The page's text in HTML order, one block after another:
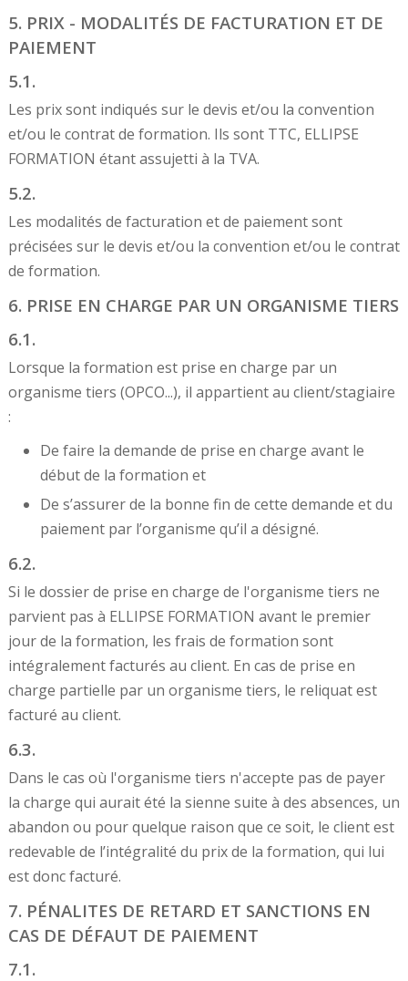
5. PRIX - MODALITÉS DE FACTURATION ET DE
PAIEMENT
5.1.
Les prix sont indiqués sur le devis et/ou la convention
et/ou le contrat de formation. Ils sont TTC, ELLIPSE
FORMATION étant assujetti à la TVA.
5.2.
Les modalités de facturation et de paiement sont
précisées sur le devis et/ou la convention et/ou le contrat
de formation.
6. PRISE EN CHARGE PAR UN ORGANISME TIERS
6.1.
Lorsque la formation est prise en charge par un
organisme tiers (OPCO...), il appartient au client/stagiaire
:
De faire la demande de prise en charge avant le
début de la formation et
De s’assurer de la bonne fin de cette demande et du
paiement par l’organisme qu’il a désigné.
6.2.
Si le dossier de prise en charge de l'organisme tiers ne
parvient pas à ELLIPSE FORMATION avant le premier
jour de la formation, les frais de formation sont
intégralement facturés au client. En cas de prise en
charge partielle par un organisme tiers, le reliquat est
facturé au client.
6.3.
Dans le cas où l'organisme tiers n'accepte pas de payer
la charge qui aurait été la sienne suite à des absences, un
abandon ou pour quelque raison que ce soit, le client est
redevable de l’intégralité du prix de la formation, qui lui
est donc facturé.
7. PÉNALITES DE RETARD ET SANCTIONS EN
CAS DE DÉFAUT DE PAIEMENT
7.1.